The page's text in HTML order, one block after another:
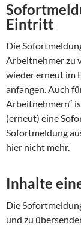
Eintritt
Die
Arbeitnehmer zu
wieder erneut im
anfangen. Auch
Arbeitnehmern“
(erneut) eine
Sofortmeldung
hier nicht mehr.
Inhalte
Die
und zu